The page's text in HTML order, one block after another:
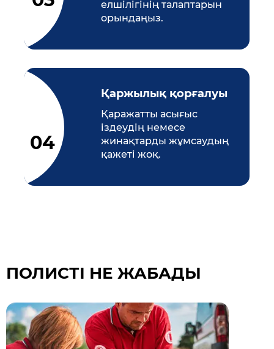
елшілігінің талаптарын
орындаңыз.
Қаржылық қорғалуы
Қаражатты асығыс
іздеудің немесе
жинақтарды жұмсаудың
қажеті жоқ.
ПОЛИСТІ НЕ ЖАБАДЫ